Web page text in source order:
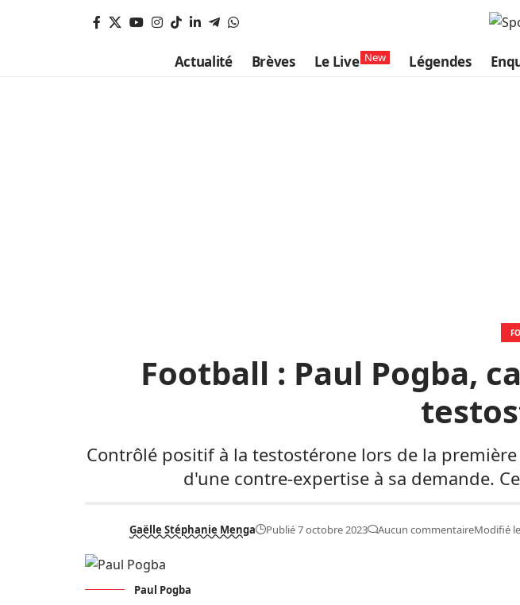
Actualité Brèves Le Live New Légendes
Football : Paul Pogba,
Contrôlé positif à la testostérone lors de la
d'une contre-expertise à sa demande.
Gaëlle Stéphanie Menga Publié 7 octobre 2023 Aucun commentaireModifié
Paul Pogba